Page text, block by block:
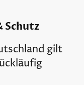
Schutz
gilt